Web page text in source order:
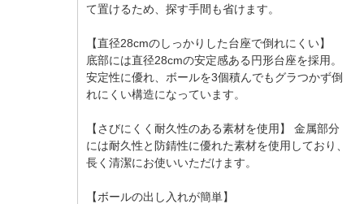
て置けるため、探す手間も省けます。
【直径28cmのしっかりした台座で倒れにくい】
底部には直径28cmの安定感ある円形台座を採用。
安定性に優れ、ボールを3個積んでもグラつかず倒
れにくい構造になっています。
【さびにくく耐久性のある素材を使用】 金属部分
には耐久性と防錆性に優れた素材を使用しており、
長く清潔にお使いいただけます。
【ボールの出し入れが簡単】